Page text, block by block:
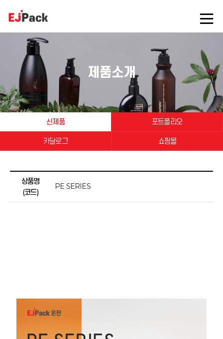
제품소개
신제품 포트폴리오
카달로그 쇼핑몰
상품명
(코드)
PE SERIES